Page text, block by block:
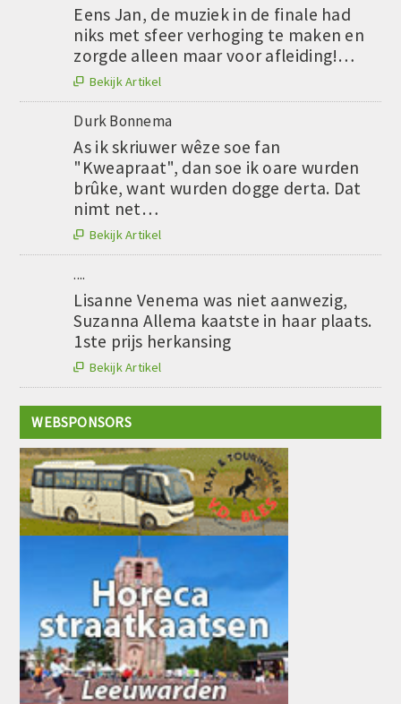
Eens Jan, de muziek in de finale had
niks met sfeer verhoging te maken en
zorgde alleen maar voor afleiding!…
 Bekijk Artikel
Durk Bonnema
As ik skriuwer wêze soe fan
"Kweapraat", dan soe ik oare wurden
brûke, want wurden dogge derta. Dat
nimt net…
 Bekijk Artikel
....
Lisanne Venema was niet aanwezig,
Suzanna Allema kaatste in haar plaats.
1ste prijs herkansing
 Bekijk Artikel
WEBSPONSORS